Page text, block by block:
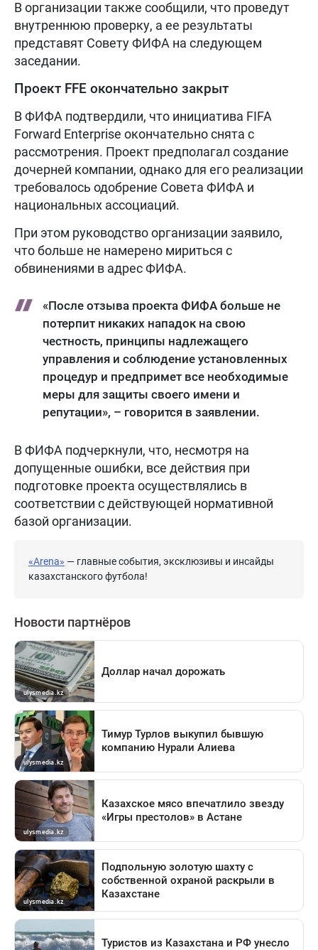
В организации также сообщили, что проведут
внутреннюю проверку, а ее результаты
представят Совету ФИФА на следующем
заседании.
Проект FFE окончательно закрыт
В ФИФА подтвердили, что инициатива FIFA
Forward Enterprise окончательно снята с
рассмотрения. Проект предполагал создание
дочерней компании, однако для его реализации
требовалось одобрение Совета ФИФА и
национальных ассоциаций.
При этом руководство организации заявило,
что больше не намерено мириться с
обвинениями в адрес ФИФА.
«После отзыва проекта ФИФА больше не
потерпит никаких нападок на свою
честность, принципы надлежащего
управления и соблюдение установленных
процедур и предпримет все необходимые
меры для защиты своего имени и
репутации», – говорится в заявлении.
В ФИФА подчеркнули, что, несмотря на
допущенные ошибки, все действия при
подготовке проекта осуществлялись в
соответствии с действующей нормативной
базой организации.
«Arena» — главные события, эксклюзивы и инсайды
казахстанского футбола!